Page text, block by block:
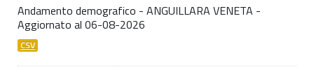
Andamento demografico - ANGUILLARA VENETA -
Aggiornato al 06-08-2026
CSV